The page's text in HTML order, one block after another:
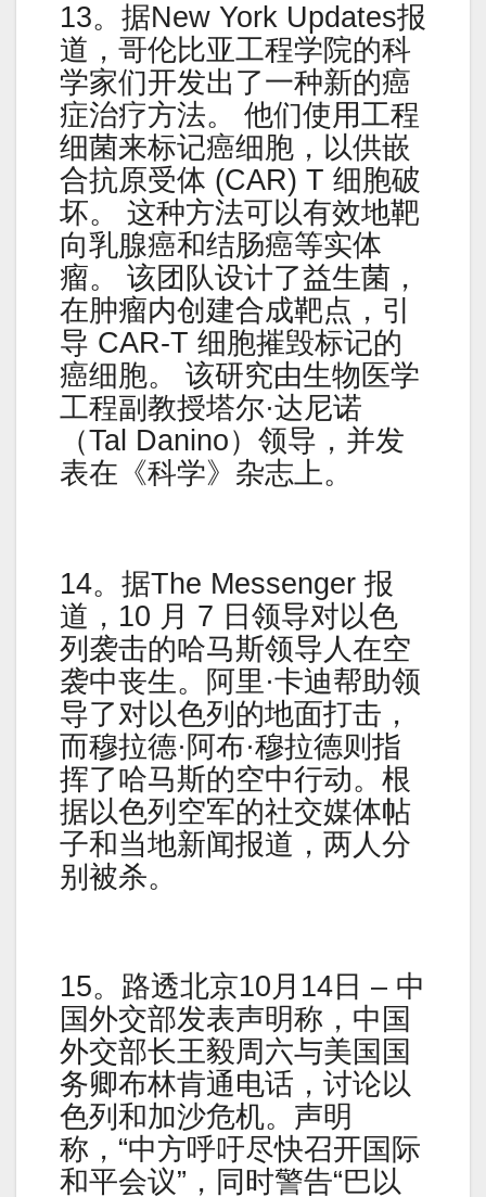
13。据New York Updates报
道，哥伦比亚工程学院的科
学家们开发出了一种新的癌
症治疗方法。 他们使用工程
细菌来标记癌细胞，以供嵌
合抗原受体 (CAR) T 细胞破
坏。 这种方法可以有效地靶
向乳腺癌和结肠癌等实体
瘤。 该团队设计了益生菌，
在肿瘤内创建合成靶点，引
导 CAR-T 细胞摧毁标记的
癌细胞。 该研究由生物医学
工程副教授塔尔·达尼诺
（Tal Danino）领导，并发
表在《科学》杂志上。
14。据The Messenger 报
道，10 月 7 日领导对以色
列袭击的哈马斯领导人在空
袭中丧生。阿里·卡迪帮助领
导了对以色列的地面打击，
而穆拉德·阿布·穆拉德则指
挥了哈马斯的空中行动。根
据以色列空军的社交媒体帖
子和当地新闻报道，两人分
别被杀。
15。路透北京10月14日 – 中
国外交部发表声明称，中国
外交部长王毅周六与美国国
务卿布林肯通电话，讨论以
色列和加沙危机。声明
称，“中方呼吁尽快召开国际
和平会议”，同时警告“巴以